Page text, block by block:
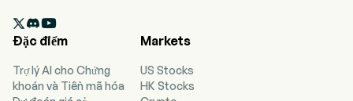

Đặc điểm
Trợ lý AI cho Chứng
khoán và Tiền mã hóa
Markets
US Stocks
HK Stocks